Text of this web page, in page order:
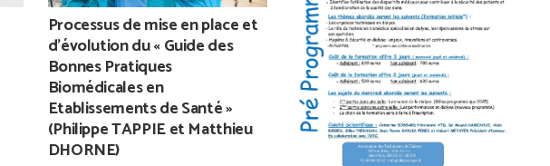
Processus de mise en place et
d’évolution du « Guide des
Bonnes Pratiques
Biomédicales en
Etablissements de Santé »
(Philippe TAPPIE et Matthieu
DHORNE)